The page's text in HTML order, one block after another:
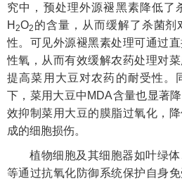
究中，预处理外源褪黑素降低了
H 2O2 的含量，从而缓解了杀菌
性。可见外源褪黑素处理可通过
性氧，从而有效缓解农药处理对
提高菜用大豆对农药的耐受性。
下，菜用大豆中MDA含量也显著
效抑制菜用大豆的膜脂过氧化，
成的细胞损伤。
植物细胞及其细胞器如叶绿
等通过抗氧化防御系统保护自身